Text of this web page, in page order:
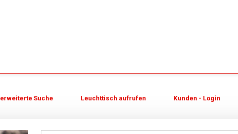
erweiterte Suche Leuchttisch aufrufen Kunden - Login